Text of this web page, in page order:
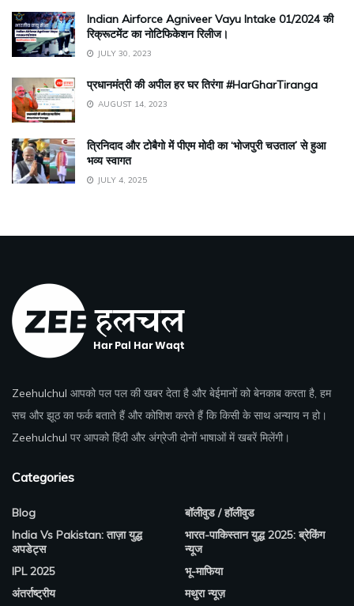
Indian Airforce Agniveer Vayu Intake 01/2024 की
रिक्रूटमेंट का नोटिफिकेशन रिलीज।
JULY 30, 2023
प्रधानमंत्री की अपील हर घर तिरंगा #HarGharTiranga
AUGUST 14, 2023
त्रिनिदाद और टोबैगो में पीएम मोदी का ‘भोजपुरी चउताल’ से हुआ
भव्य स्वागत
JULY 4, 2025
Zeehulchul आपको पल पल की खबर देता है और बेईमानों को बेनकाब करता है, हम
सच और झूठ का फर्क बताते हैं और कोशिश करते हैं कि किसी के साथ अन्याय न हो।
Zeehulchul पर आपको हिंदी और अंग्रेजी दोनों भाषाओं में खबरें मिलेंगी।
Categories
Blog
India Vs Pakistan: ताज़ा युद्ध
अपडेट्स
IPL 2025
अंतर्राष्ट्रीय
बॉलीवुड / हॉलीवुड
भारत-पाकिस्तान युद्ध 2025: ब्रेकिंग
न्यूज
भू-माफिया
मथुरा न्यूज़